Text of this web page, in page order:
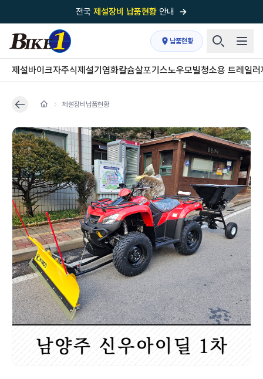
전국 제설장비 납품현황 안내 →
국내 1위 제설장비 제작 전문업체 (주)바이크원
제설 현장의 정답!다목적 차량의 표준!
전국제설장비 납품현황안내→
'국내 유일'의
전국이 선택한제설·다목적 장비 전문기업
납품현황
제설바이크자주식제설기 염화칼슘살포기 스노우모빌청소용 트레일러
제설장비납품현황